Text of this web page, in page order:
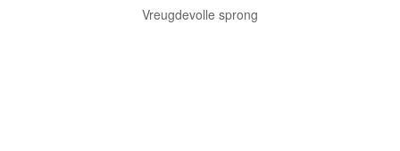
Vreugdevolle sprong